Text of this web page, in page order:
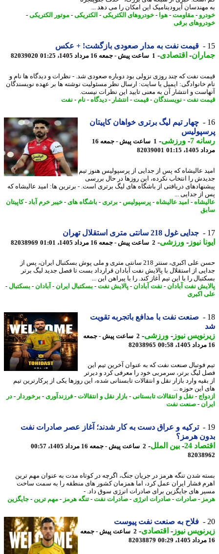
آیرودینامیک این امکان را می دهد ...
-مقاومت-هوا-خودروهای الکتریکی -الکتریکی -موتور الکتریکی -
برقی
قیمت نفت به مدار صعودی بازگشت! + عکس
- اقتصادی-1 ساعت پیش - جمعه 16 مرداد 1405، 01:25 82039020
نفت که چند روزی نزولی بود دوباره صعودی شد. - نظرات و دیدگاه ها نام و
خانوادگی: ایمیل یا سایت: ارسال نظر مسئولیت نوشته ها بر عهده نویسندگان
و انتشار آن به معنی تایید این نظرات نیست.
نفت -نویسندگان-قیمت-انتشار-دیدگاه-نام -نفت
چهار تیم لیگ برتری خواهان کاپیتان
7
-ورزشی-
1 ساعت پیش - جمعه 16
01:15
82039001
عالیشاه که پس از جدایی از پرسپولیس هنوز تیم
را انتخاب نکرده، این روزها در حال بررسی
دریافتی از باشگاه های لیگ برتری است. - برترین ها: امید عالیشاه که
جدایی ...
-امید عالیشاه-پرسپولیس-برتری - باشگاه های -خیبر خرم آباد- کاپیتان
جدایی غول 218 سانتی متری استقلال تهران
نیوز-ورزشی-2 ساعت پیش - جمعه 16 مرداد 1405، 01:01 82038969
حسن علی اکبری، سنتر 218 سانتی متری و ملی پوش بسکتبال ایران، پس از
از استقلال با پالایش نفت آبادان قرارداد بست تا فصل جدید لیگ برتر
را با این تیم آغاز کند. را با پیراهن این ...
نفت آبادان- نفت آبادان- پالایش نفت -بسکتبال ایران - آبادان- بسکتبال-
اکبری
صنعت نفت با مدافع باتجربه تقویت
نیوز-ورزشی-
2 ساعت پیش - جمعه
82038965
فوتبال صنعت نفت که به عنوان آخرین تیم این
لیگ برتر، سرمربی خود را معرفی کرد و دیرتر
وارد بازار نقل و انتقالات تابستانی شده، این روزها یکی از پرکارترین تیم
این حوزه ...
-نقل و انتقالات تابستانی-بازار نقل و انتقالات-فرزندآوری - برخوردار-در
- صنعت نفت
ترکیه و عراق دست به کار شدند؛ آغاز عصر صادرات نفت
هرمز؟
24
-بین الملل-2 ساعت پیش - جمعه 16 مرداد 1405، 00:57
شدن تنگه هرمز در جریان جنگ، اگرچه در کوتاه مدت به عنوان مهم ترین
فشار ایران عمل کرد، اما همزمان کشور های منطقه را به سمت ساخت
های جایگزین برای صادرات انرژی سوق داد. -
- صادرات- صادرات انرژی-صادرات نفت -تنگه هرمز- مهم ترین- جایگزین
فلاح به صنعت نفت پیوست
نیوز-اقتصادی- 2 ساعت پیش - جمعه
82038879